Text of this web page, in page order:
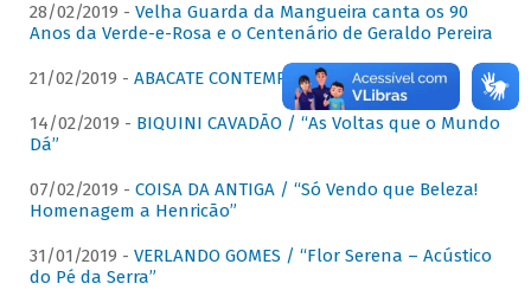
28/02/2019 - Velha Guarda da Mangueira canta os 90
Anos da Verde-e-Rosa e o Centenário de Geraldo Pereira
21/02/2019 - ABACATE CONTEMPORÂNEO
14/02/2019 - BIQUINI CAVADÃO / “As Voltas que o Mundo
Dá”
07/02/2019 - COISA DA ANTIGA / “Só Vendo que Beleza!
Homenagem a Henricão”
31/01/2019 - VERLANDO GOMES / “Flor Serena – Acústico
do Pé da Serra”